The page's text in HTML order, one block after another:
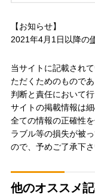
【お知らせ】
2021年4月1日以降の
当サイトに記載され
ただくためのもので
判断と責任において
サイトの掲載情報は
全ての情報の正確性
ラブル等の損失が被
ので、予めご了承下さ
他のオススメ